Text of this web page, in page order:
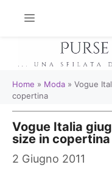
Home » Moda » Vogue
copertina
Vogue Italia
size in copertina
2 Giugno 2011